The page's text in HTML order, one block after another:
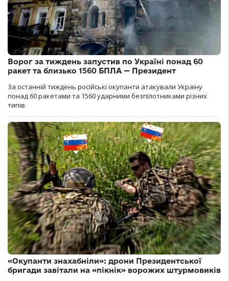
Ворог за тиждень запустив по Україні понад 60
ракет та близько 1560 БПЛА — Президент
За останній тиждень російські окупанти атакували Україну
понад 60 ракетами та 1560 ударними безпілотниками різних
типів.
«Окупанти знахабніли»: дрони Президентської
бригади завітали на «пікнік» ворожих штурмовиків